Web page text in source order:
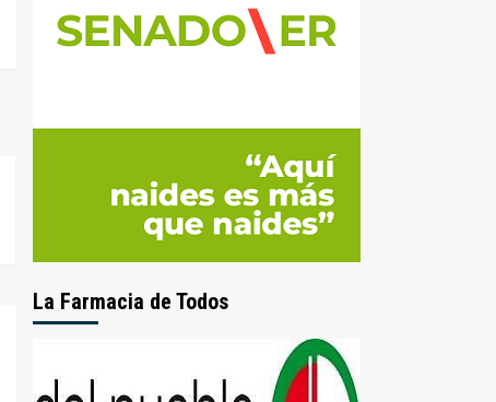
La Farmacia de Todos